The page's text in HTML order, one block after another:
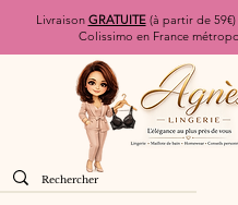
Livraison GRATUITE(à partir de
Colissimo en France